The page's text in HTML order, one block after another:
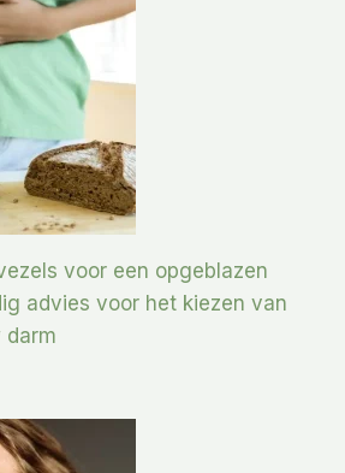
voor een opgeblazen
advies voor het kiezen van
darm